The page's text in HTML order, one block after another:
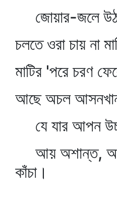
জোয়ার-জলে
চলতে ওরা চায় না
মাটির 'পরে চরণ
আছে অচল
যে যার আপন
আয় অশান্ত,
কাঁচা।